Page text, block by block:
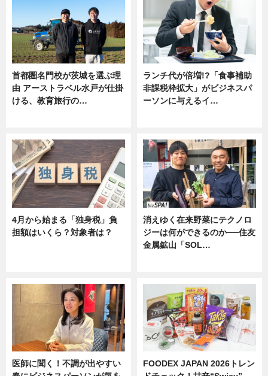
首都圏名門校が茨城を選ぶ理
由 アーストラベル水戸が仕掛
ける、教育旅行の…
ランチ代が倍増!?「食事補助
非課税枠拡大」がビジネスパ
ーソンに与えるイ…
4月から始まる「独身税」負
担額はいくら？対象者は？
消えゆく在来野菜にテクノロ
ジーは何ができるのか──住友
金属鉱山「SOL…
医師に聞く！不調が出やすい
FOODEX JAPAN 2026トレン